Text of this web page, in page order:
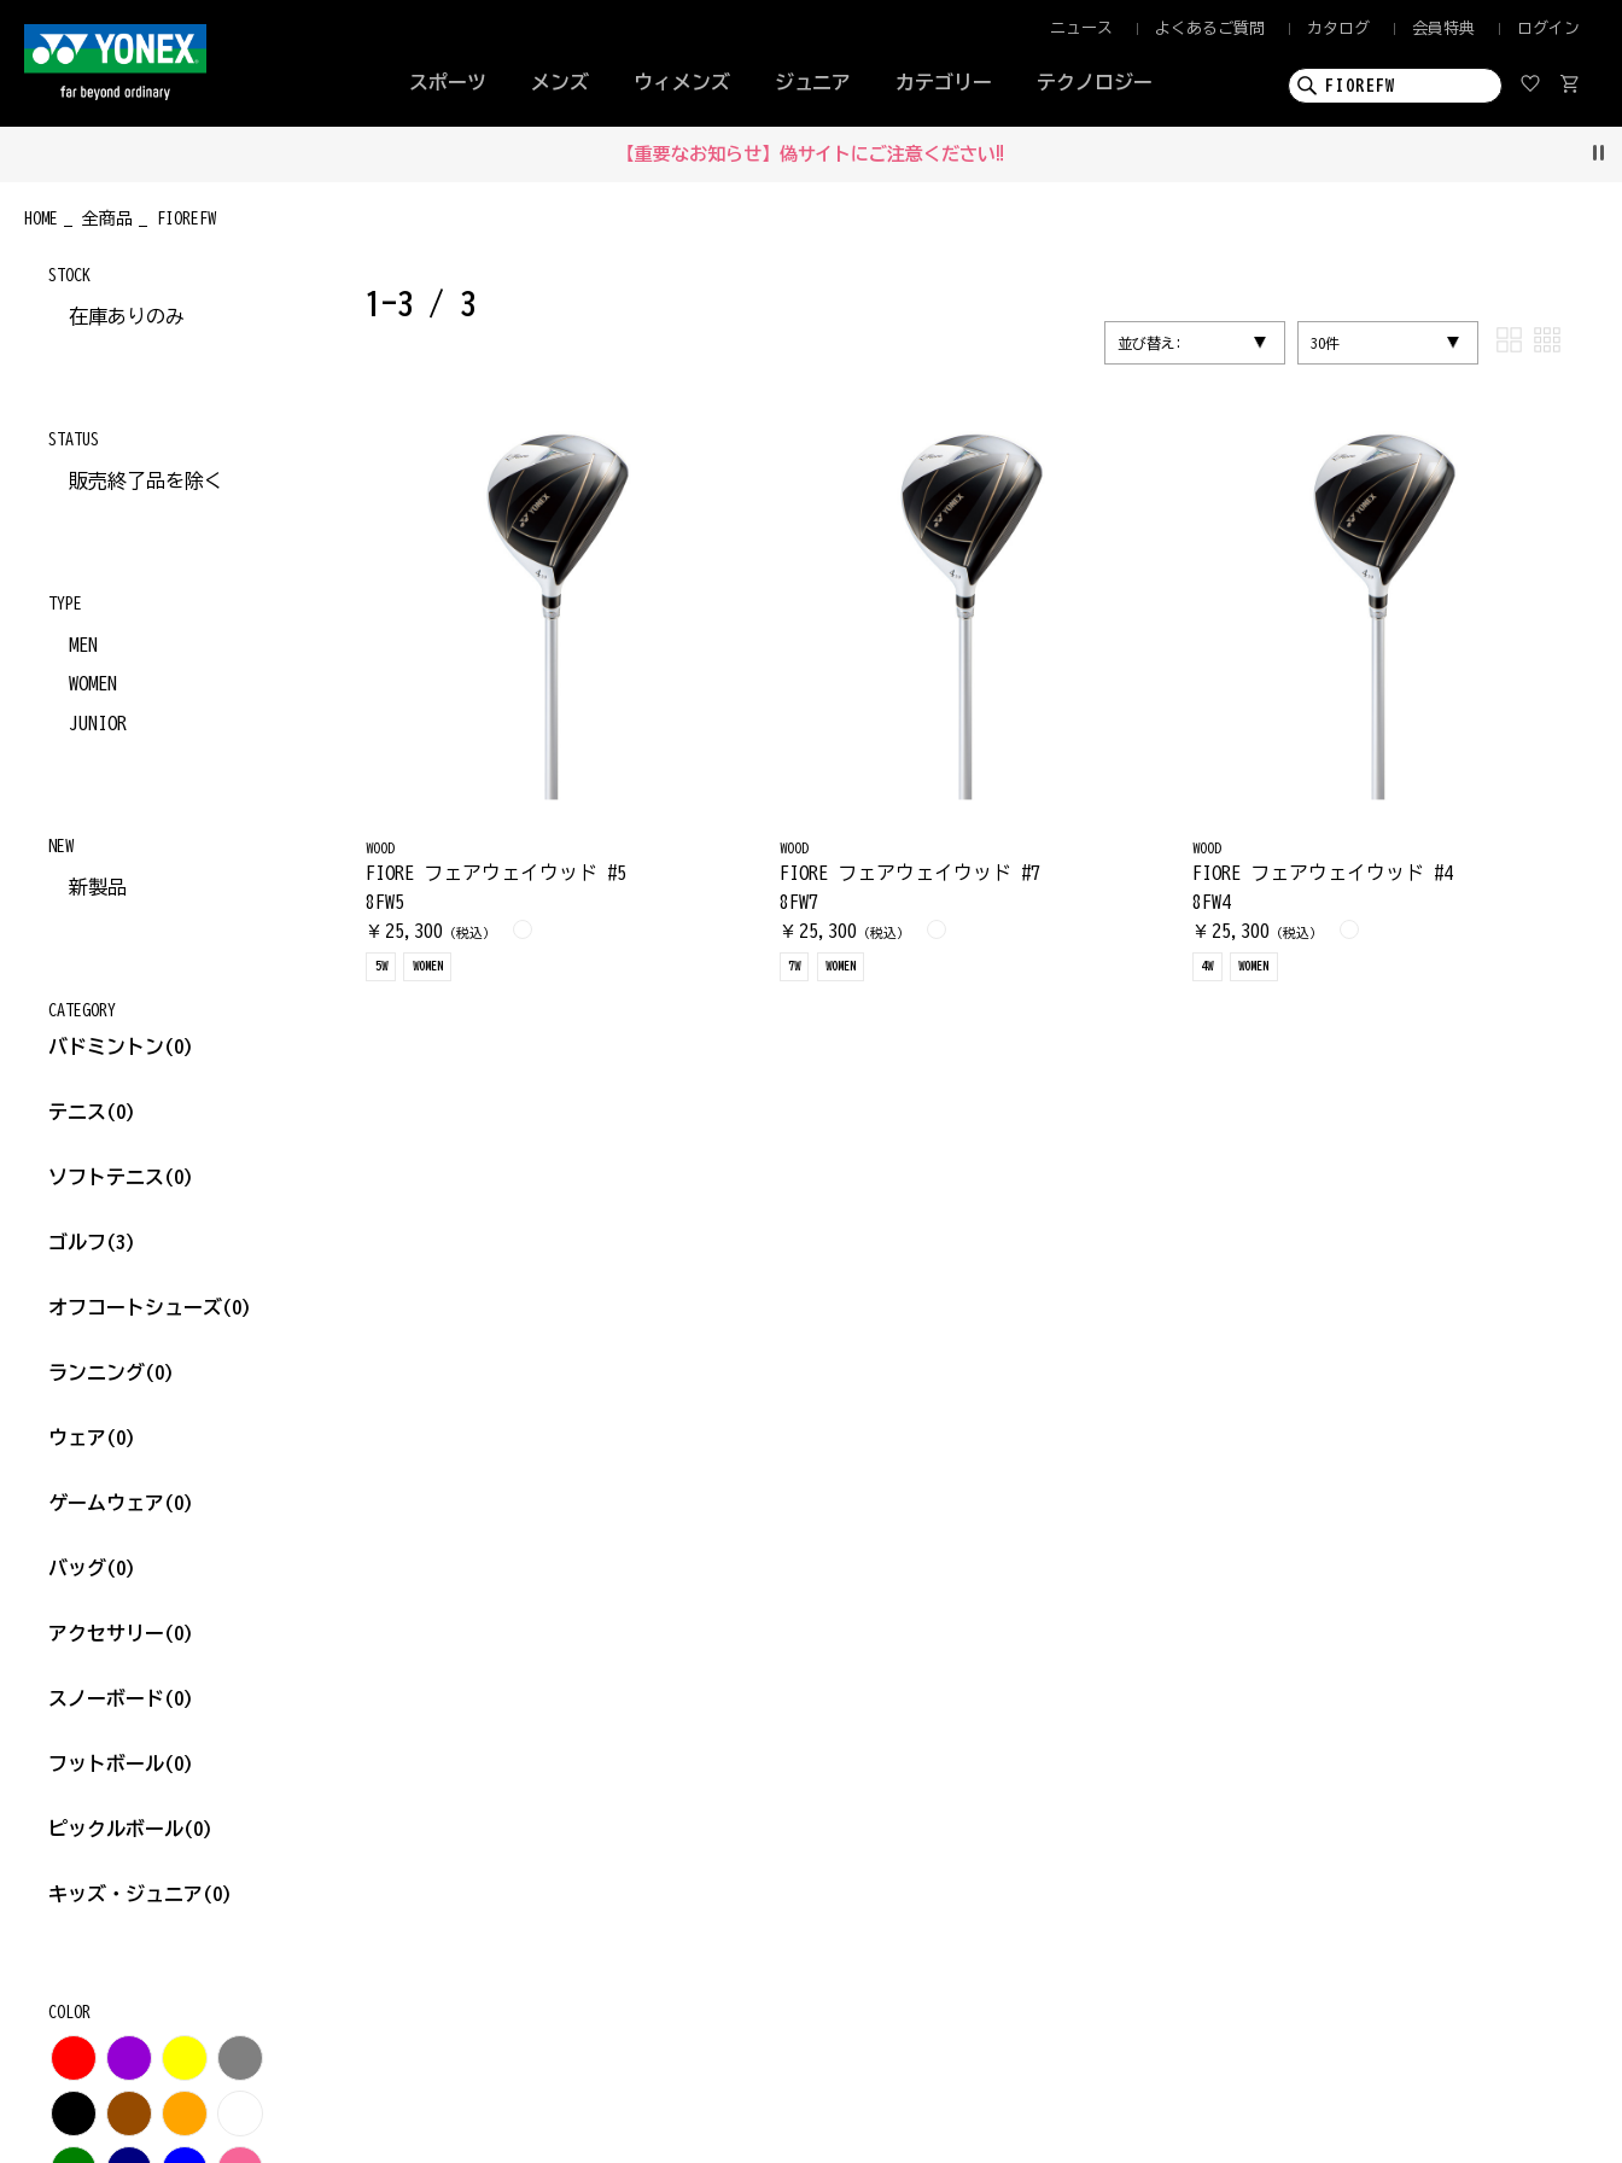
スポーツ メンズ ウィメンズ ジュニア カテゴリー テクノロジー
ニュース よくあるご質問 カタログ 会員特典 ログイン
【重要なお知らせ】偽サイトにご注意ください‼
HOME 全商品 FIOREFW
1-3 / 3
並び替え: 30件
WOOD
FIORE フェアウェイウッド #5
8FW5
￥ 25,300 （税込）
5W WOMEN
WOOD
FIORE フェアウェイウッド #7
8FW7
￥ 25,300 （税込）
7W WOMEN
WOOD
FIORE フェアウェイウッド #4
8FW4
￥ 25,300 （税込）
4W WOMEN
STOCK
在庫ありのみ
STATUS
販売終了品を除く
TYPE
MEN
WOMEN
JUNIOR
NEW
新製品
CATEGORY
バドミントン(0)
テニス (0)
ソフトテニス (0)
ゴルフ (3)
オフコートシューズ(0)
ランニング(0)
ウェア(0)
ゲームウェア(0)
バッグ(0)
アクセサリー(0)
スノーボード(0)
フットボール(0)
ピックルボール(0)
キッズ・ジュニア(0)
COLOR